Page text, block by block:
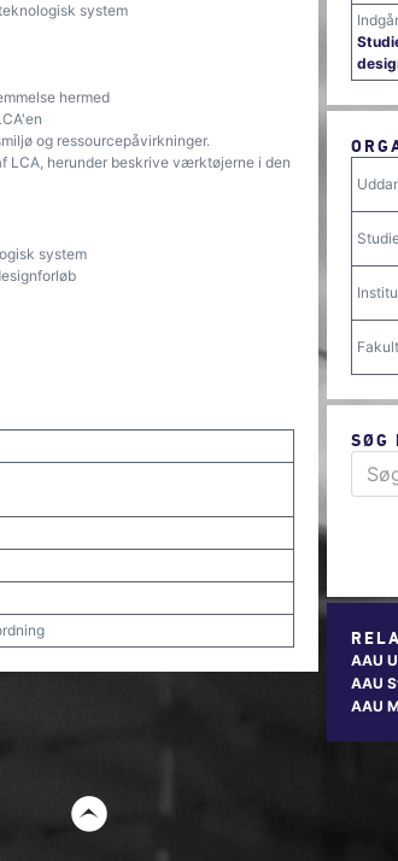
system
hermed
og ressourcepåvirkninger.
LCA, herunder beskrive værktøjerne i den
system
SØG
AAU
AAU
AAU
t